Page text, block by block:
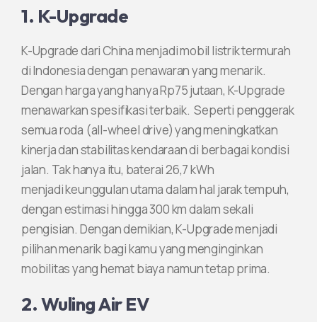
1. K-Upgrade
K-Upgrade dari China menjadi mobil listrik termurah
di Indonesia dengan penawaran yang menarik.
Dengan harga yang hanya Rp75 jutaan, K-Upgrade
menawarkan spesifikasi terbaik. Seperti penggerak
semua roda (all-wheel drive) yang meningkatkan
kinerja dan stabilitas kendaraan di berbagai kondisi
jalan. Tak hanya itu, baterai 26,7 kWh
menjadi keunggulan utama dalam hal jarak tempuh,
dengan estimasi hingga 300 km dalam sekali
pengisian. Dengan demikian, K-Upgrade menjadi
pilihan menarik bagi kamu yang menginginkan
mobilitas yang hemat biaya namun tetap prima.
2. Wuling Air EV